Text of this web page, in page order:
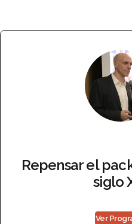
Repensar el
siglo
Ver